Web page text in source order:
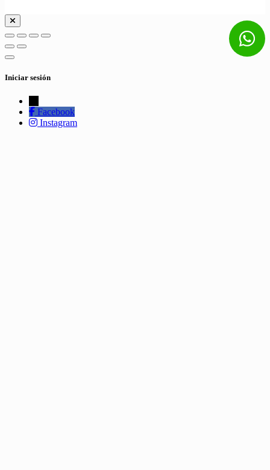
Iniciar sesión
Facebook
Instagram